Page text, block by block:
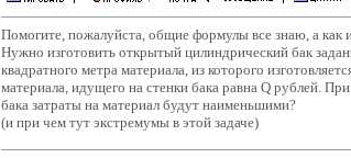
Помогите, пожалуйста, общие формулы все знаю, а как
Нужно изготовить открытый цилиндрический бак
квадратного метра материала, из которого
материала, идущего на стенки бака равна Q рублей.
бака затраты на материал будут наименьшими?
(и при чем тут экстремумы в этой задаче)